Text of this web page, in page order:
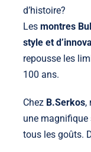
d’histoire?
Les montres
style et
repousse les
100 ans.
Chez B.Serkos,
une magnifique
tous les goûts.